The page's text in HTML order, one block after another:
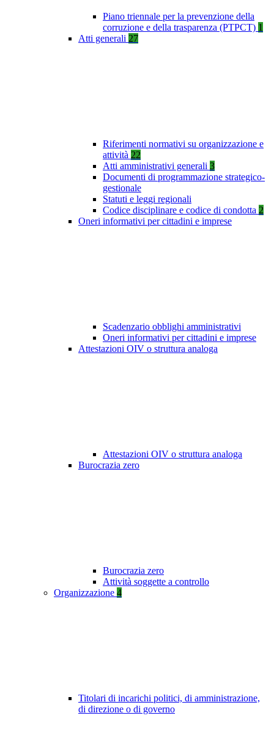
Piano triennale per la prevenzione della
corruzione e della trasparenza (PTPCT) 1
Atti generali 27
Riferimenti normativi su organizzazione e
attività 22
Atti amministrativi generali 3
Documenti di programmazione strategico-
gestionale
Statuti e leggi regionali
Codice disciplinare e codice di condotta 2
Oneri informativi per cittadini e imprese
Scadenzario obblighi amministrativi
Oneri informativi per cittadini e imprese
Attestazioni OIV o struttura analoga
Attestazioni OIV o struttura analoga
Burocrazia zero
Burocrazia zero
Attività soggette a controllo
Organizzazione 4
Titolari di incarichi politici, di amministrazione,
di direzione o di governo